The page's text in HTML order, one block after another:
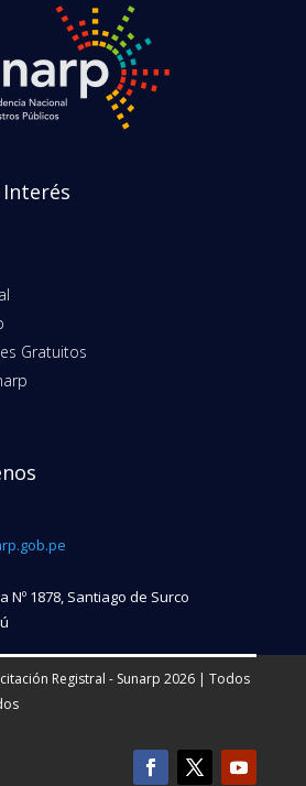
Gratuitos
Nº 1878, Santiago de Surco
Registral - Sunarp 2026 | Todos